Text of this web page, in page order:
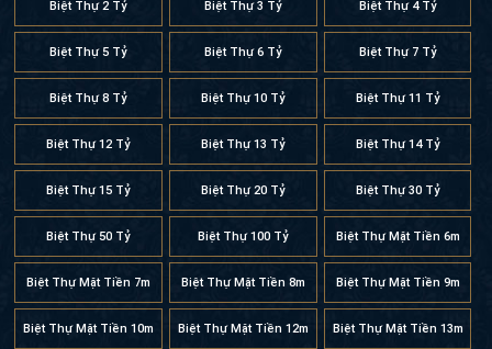
Biệt Thự 5 Tỷ Biệt Thự 6 Tỷ Biệt Thự 7 Tỷ
Biệt Thự 8 Tỷ Biệt Thự 10 Tỷ Biệt Thự 11 Tỷ
Biệt Thự 12 Tỷ Biệt Thự 13 Tỷ Biệt Thự 14 Tỷ
Biệt Thự 15 Tỷ Biệt Thự 20 Tỷ Biệt Thự 30 Tỷ
Biệt Thự 50 Tỷ Biệt Thự 100 Tỷ Biệt Thự Mặt Tiền 6m
Biệt Thự Mặt Tiền 7m Biệt Thự Mặt Tiền 8m Biệt Thự Mặt Tiền 9m
Biệt Thự Mặt Tiền 10m Biệt Thự Mặt Tiền 12m Biệt Thự Mặt Tiền 13m
Biệt Thự Mặt Tiền 14m Biệt Thự Mặt Tiền 15m Biệt Thự Mặt Tiền 16m